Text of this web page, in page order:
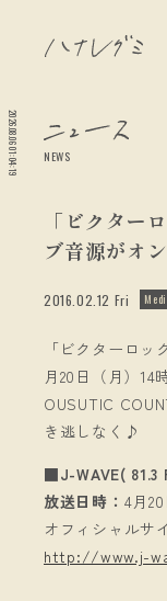
2026.08.06 01:04:19 NEWS
「ビクター
ブ音源がオ
2016.02.12 Fri
「ビクターロ
月20日（月）14
OUSUTIC
き逃しなく♪
■J-WAVE( 81.3
放送日時： 4月
オフィシャルサ
http://www.j-